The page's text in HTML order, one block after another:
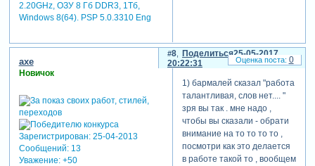
2.20GHz, ОЗУ 8 Гб DDR3, 1Тб,
Windows 8(64). PSP 5.0.3310 Eng
Поделиться
8
25-05-2017
20:22:31
axe
Новичок
Зарегистрирован: 25-04-2013
Сообщений:13
Уважение: +50
1) бармалей сказал "работа
талантливая, слов нет.... "
зря вы так . мне надо ,
чтобы вы сказали - обрати
внимание на то то то то ,
посмотри как это делается
в работе такой то , вообщем
0